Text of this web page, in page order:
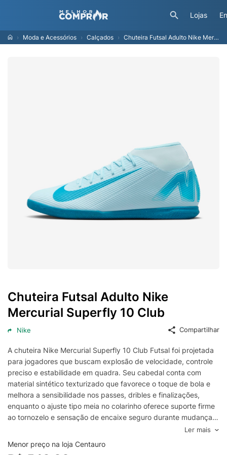
Lojas
Moda e Acessórios Calçados Chuteira Futsal Adulto Nike Mercurial Superfly 10 Club
Chuteira Futsal Adulto Nike
Mercurial Superfly 10 Club
Nike Compartilhar
A chuteira Nike Mercurial Superfly 10 Club Futsal foi projetada
para jogadores que buscam explosão de velocidade, controle
preciso e estabilidade em quadra. Seu cabedal conta com
material sintético texturizado que favorece o toque de bola e
melhora a sensibilidade nos passes, dribles e finalizações,
enquanto o ajuste tipo meia no colarinho oferece suporte firme
ao tornozelo e sensação de encaixe seguro durante mudanças
Inspirada no DNA Mercurial, esta chuteira valoriza a agilidade
com uma construção leve e anatômica que envolve o pé,
Ler mais
Menor preço na loja Centauro